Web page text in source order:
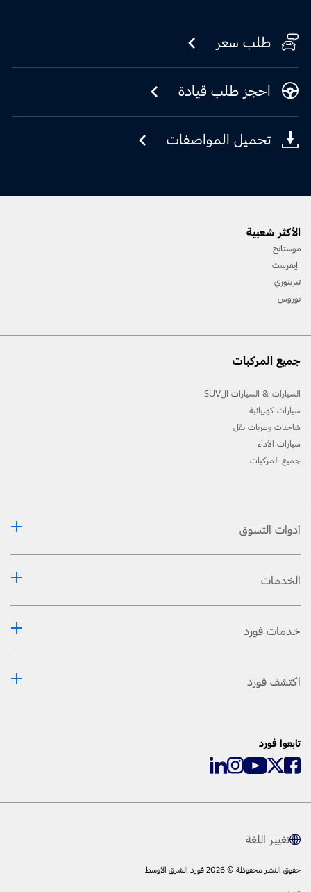
طلب سعر
احجز طلب قيادة
تحميل المواصفات
الأكثر شعبية
موستانج
إيفرست
تيريتوري
توروس
جميع المركبات
السيارات & السيارات الSUV
سيارات كهربائية
شاحنات وعربات نقل
سيارات الأداء
جميع المركبات
أدوات التسوق
الخدمات
خدمات فورد
اكتشف فورد
تابعوا فورد
تغيير اللغة
حقوق النشر محفوظة © 2026 فورد الشرق الأوسط